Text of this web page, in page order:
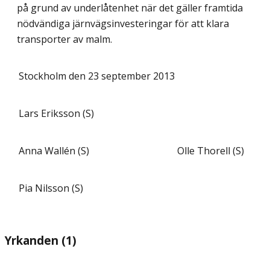
på grund av underlåtenhet när det gäller framtida
nödvändiga järnvägsinvesteringar för att klara
transporter av malm.
Stockholm den 23 september 2013
Lars Eriksson (S)
Anna Wallén (S) Olle Thorell (S)
Pia Nilsson (S)
Yrkanden (1)